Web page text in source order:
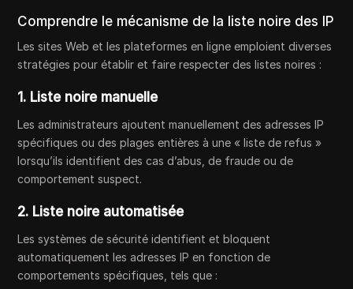
Comprendre le mécanisme de la liste noire des IP
Les sites Web et les plateformes en ligne emploient diverses
stratégies pour établir et faire respecter des listes noires :
1. Liste noire manuelle
Les administrateurs ajoutent manuellement des adresses IP
spécifiques ou des plages entières à une « liste de refus »
lorsqu’ils identifient des cas d’abus, de fraude ou de
comportement suspect.
2. Liste noire automatisée
Les systèmes de sécurité identifient et bloquent
automatiquement les adresses IP en fonction de
comportements spécifiques, tels que :